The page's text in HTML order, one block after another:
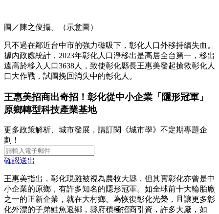
圖／陳之俊攝。（示意圖）
只不過在鄰近台中市的強力磁吸下，彰化人口外移持續失血。
據內政處統計，2023年彰化人口淨移出是高居全台第一，移出
遠高於移入人口3638人，致使彰化縣長王惠美發起搶救彰化人
口大作戰，試圖挽回消失中的彰化人。
王惠美招商出奇招！彰化從中小企業「隱形冠軍」
原鄉轉型科技產業基地
更多政策解析、城市發展，請訂閱《城市學》不定期專題企
劃！
確認送出
王惠美指出，彰化現雖被視為農牧大縣，但其實彰化亦曾是中
小企業的原鄉，有許多知名的隱形冠軍。如全球前十大輪胎廠
之一的正新企業，就在大村鄉。為恢復彰化光榮，且讓更多彰
化外漂的子弟鮭魚返鄉，縣府積極招商引資，許多大廠，如